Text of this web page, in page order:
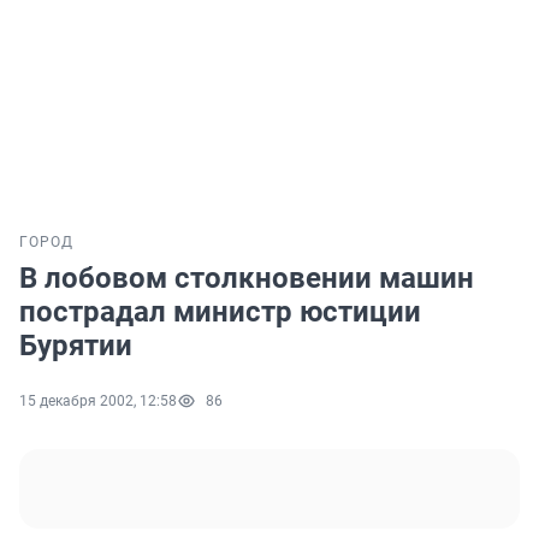
ГОРОД
В лобовом столкновении машин
пострадал министр юстиции
Бурятии
15 декабря 2002, 12:58 86